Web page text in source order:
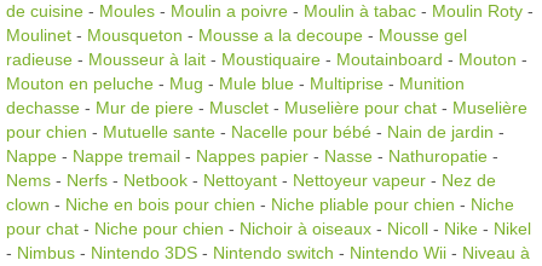
de cuisine - Moules - Moulin a poivre - Moulin à tabac - Moulin Roty -
Moulinet - Mousqueton - Mousse a la decoupe - Mousse gel
radieuse - Mousseur à lait - Moustiquaire - Moutainboard - Mouton -
Mouton en peluche - Mug - Mule blue - Multiprise - Munition
dechasse - Mur de piere - Musclet - Muselière pour chat - Muselière
pour chien - Mutuelle sante - Nacelle pour bébé - Nain de jardin -
Nappe - Nappe tremail - Nappes papier - Nasse - Nathuropatie -
Nems - Nerfs - Netbook - Nettoyant - Nettoyeur vapeur - Nez de
clown - Niche en bois pour chien - Niche pliable pour chien - Niche
pour chat - Niche pour chien - Nichoir à oiseaux - Nicoll - Nike - Nikel
- Nimbus - Nintendo 3DS - Nintendo switch - Nintendo Wii - Niveau à